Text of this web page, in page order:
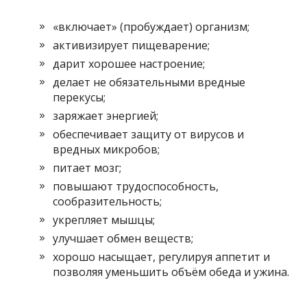
«включает» (пробуждает) организм;
активизирует пищеварение;
дарит хорошее настроение;
делает не обязательными вредные
перекусы;
заряжает энергией;
обеспечивает защиту от вирусов и
вредных микробов;
питает мозг;
повышают трудоспособность,
сообразительность;
укрепляет мышцы;
улучшает обмен веществ;
хорошо насыщает, регулируя аппетит и
позволяя уменьшить объём обеда и ужина.